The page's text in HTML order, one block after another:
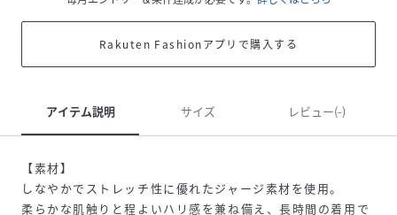
Rakuten Fashionアプリで購入する
アイテム説明 サイズ レビュー(-)
【素材】
しなやかでストレッチ性に優れたジャージ素材を使用。
柔らかな肌触りと程よいハリ感を兼ね備え、長時間の着用で